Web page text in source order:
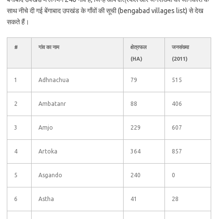
साथ नीचे दी गई बेंगाबाद उपखंड के गाँवों की सूची (bengabad villages list) से देख
सकते हैं।
# गांव का नाम
क्षेत्रफल
(HA)
जनसंख्या
(2011)
1 Adhnachua 79 515
2 Ambatanr 88 406
3 Amjo 229 607
4 Artoka 364 857
5 Asgando 240 0
6 Astha 41 28